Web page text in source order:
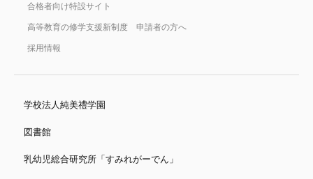
合格者向け特設サイト
高等教育の修学支援新制度 申請者の方へ
採用情報
学校法人純美禮学園
図書館
乳幼児総合研究所「すみれがーでん」